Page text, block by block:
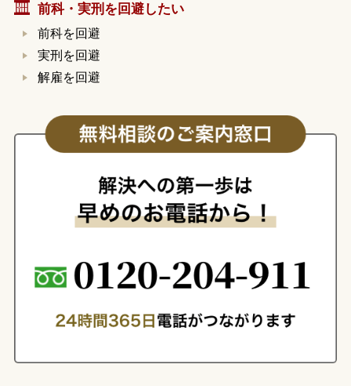
前科・実刑を回避したい
前科を回避
実刑を回避
解雇を回避